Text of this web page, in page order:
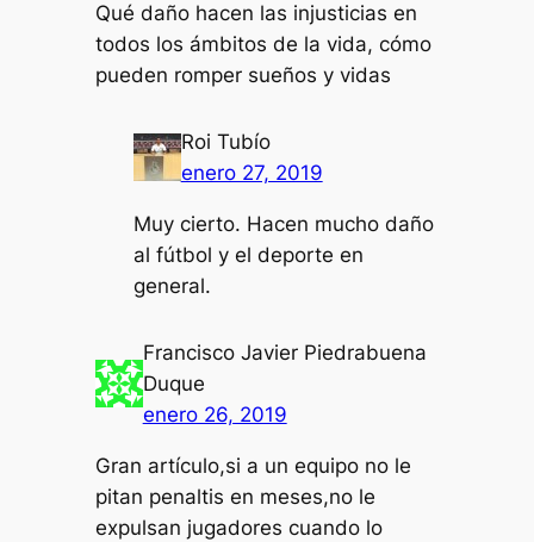
Qué daño hacen las injusticias en
todos los ámbitos de la vida, cómo
pueden romper sueños y vidas
Roi Tubío
enero 27, 2019
Muy cierto. Hacen mucho daño
al fútbol y el deporte en
general.
Francisco Javier Piedrabuena
Duque
enero 26, 2019
Gran artículo,si a un equipo no le
pitan penaltis en meses,no le
expulsan jugadores cuando lo